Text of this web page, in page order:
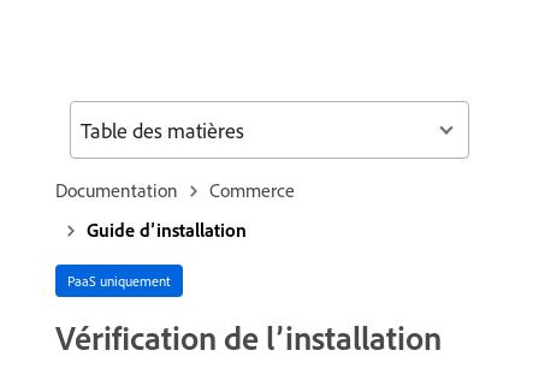
Documentation
Commerce
Guide d’installation
PaaS uniquement
Vérification de l’installation
Table des matières